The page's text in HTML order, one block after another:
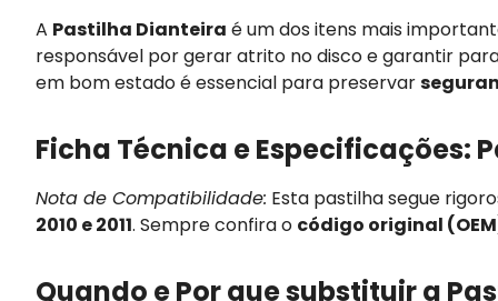
A Pastilha Dianteira é um dos itens mais
responsável por gerar atrito no disco e garantir
em bom estado é essencial para preservar
Ficha Técnica e Especificações:
Nota de Compatibilidade: Esta pastilha segue
2010 e 2011. Sempre confira o código original
Quando e Por que substituir a